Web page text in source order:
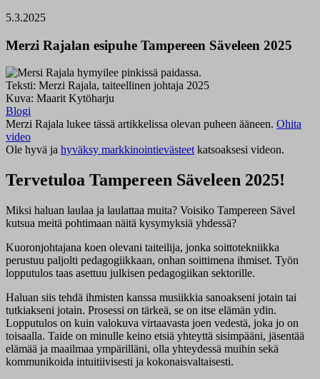
5.3.2025
Merzi Rajalan esipuhe Tampereen Säveleen 2025
Teksti: Merzi Rajala, taiteellinen johtaja 2025
Kuva: Maarit Kytöharju
Blogi
Merzi Rajala lukee tässä artikkelissa olevan puheen ääneen. Ohita
video
Ole hyvä ja hyväksy markkinointievästeetkatsoaksesi videon.
Tervetuloa Tampereen Säveleen 2025!
Miksi haluan laulaa ja laulattaa muita? Voisiko Tampereen Sävel
kutsua meitä pohtimaan näitä kysymyksiä yhdessä?
Kuoronjohtajana koen olevani taiteilija, jonka soittotekniikka
perustuu paljolti pedagogiikkaan, onhan soittimena ihmiset. Työn
lopputulos taas asettuu julkisen pedagogiikan sektorille.
Haluan siis tehdä ihmisten kanssa musiikkia sanoakseni jotain tai
tutkiakseni jotain. Prosessi on tärkeä, se on itse elämän ydin.
Lopputulos on kuin valokuva virtaavasta joen vedestä, joka jo on
toisaalla. Taide on minulle keino etsiä yhteyttä sisimpääni, jäsentää
elämää ja maailmaa ympärilläni, olla yhteydessä muihin sekä
kommunikoida intuitiivisesti ja kokonaisvaltaisesti.